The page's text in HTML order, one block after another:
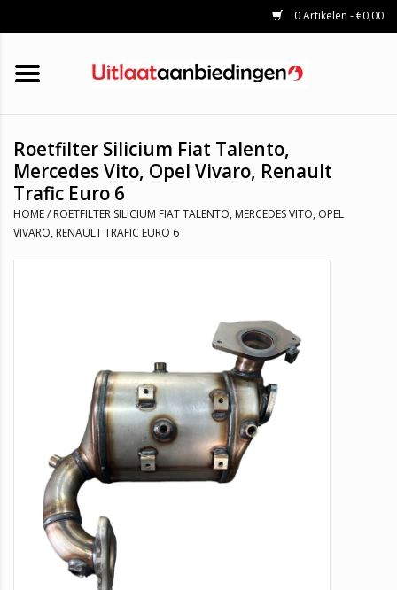
0 Artikelen - €0,00
HOME
KATALYSATOREN
UNIVERSELE UITLAATDELEN
MERKEN
Roetfilter Silicium Fiat Talento,
Mercedes Vito, Opel Vivaro, Renault
Trafic Euro 6
HOME/ ROETFILTER SILICIUM FIAT TALENTO, MERCEDES VITO, OPEL
VIVARO, RENAULT TRAFIC EURO 6